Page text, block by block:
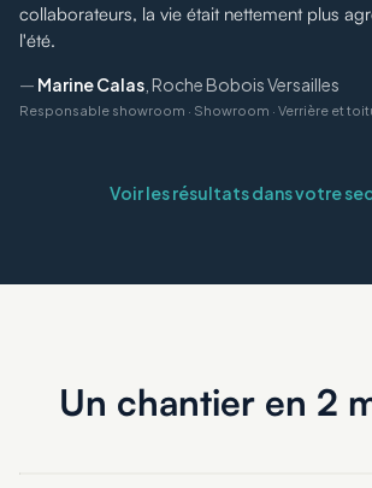
collaborateurs, la vie était nettement plus
l'été.
— Marine Calas Roche Bobois Versailles
Responsable showroom · Showroom · Verrière et
Voir les résultats dans votre
Un chantier en 2